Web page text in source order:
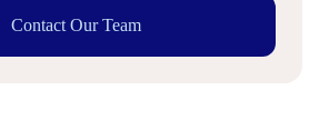
Contact Our Team